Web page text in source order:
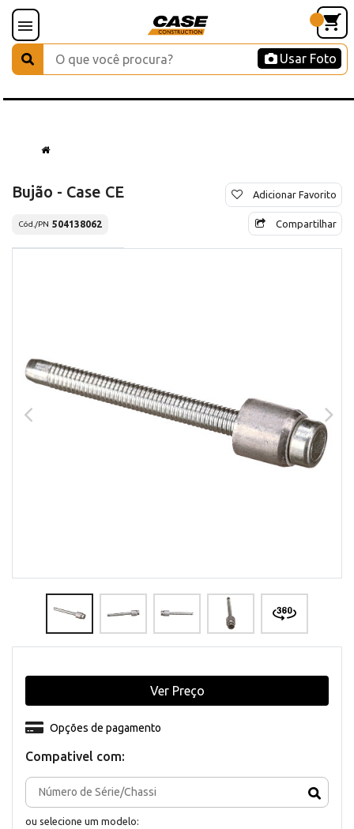
Usar Foto
Bujão - Case CE
Cód./PN 504138062
Adicionar Favorito
Compartilhar
Compativel com:
ou selecione um modelo:
Opções de pagamento
Ver Preço